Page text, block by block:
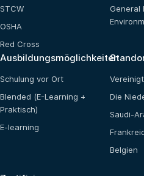
STCW
OSHA
Red Cross
General
Ausbildungsmöglichkeiten
Schulung vor Ort
Blended (E-Learning +
Praktisch)
E-learning
Die
Saudi-
Belgien